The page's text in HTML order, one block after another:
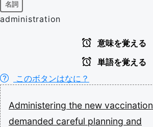
名詞
administration
意味を覚える
単語を覚える
このボタンはなに？
Administering the new vaccination
demanded careful planning and